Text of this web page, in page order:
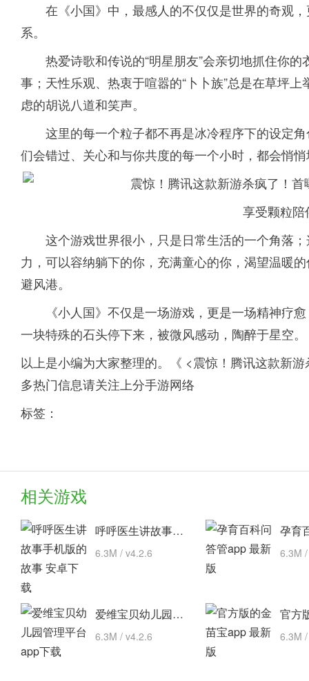
在《小国》中，最感人的不仅仅是世界的奇观
系。
热爱诗歌和传说的“明星朋友”会亲切地抓住你
事；天性乐观、热衷于喧嚣的“卜卜族”总是在草坪
虑的胡说八道和笑声。
这里的每一个粒子都不再是冰冷程序下的设定
们会错过、关心和与你共度的每一个小时，都会悄
享受颗粒
这个游戏世界很小，只是日常生活的一个角落
力，可以容纳躺下的你，充满童心的你，渴望温暖
避风港。
《小人国》不仅是一场游戏，更是一场精神疗
一块特殊的石头停下来，被微风感动，陶醉于星空。
以上是小编为大家整理的。《 <震惊！腾讯这款新
多热门信息请关注上分手游网络
标签：
相关游戏
呼呼医生讲故事手机版的故事 安卓下载
6.3M / v4.2.6 6.3M
爱维宝贝幼儿园管理平台 app下载
6.3M / v4.2.6 6.3M